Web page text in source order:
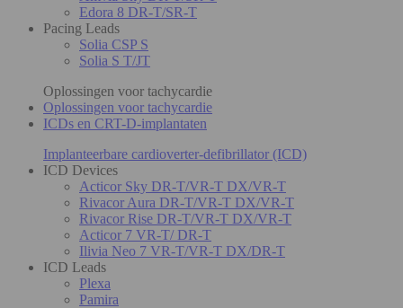
Edora 8 DR-T/SR-T
Pacing Leads
Solia CSP S
Solia S T/JT
Oplossingen voor tachycardie
Oplossingen voor tachycardie
ICDs en CRT-D-implantaten
Implanteerbare cardioverter-defibrillator (ICD)
ICD Devices
Acticor Sky DR-T/VR-T DX/VR-T
Rivacor Aura DR-T/VR-T DX/VR-T
Rivacor Rise DR-T/VR-T DX/VR-T
Acticor 7 VR-T/ DR-T
Ilivia Neo 7 VR-T/VR-T DX/DR-T
ICD Leads
Plexa
Pamira